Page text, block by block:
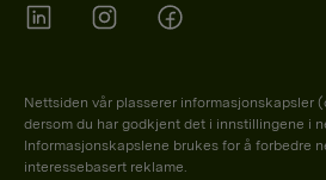
Nettsiden vår plasserer informasjonskapsler
dersom du har godkjent det i innstillingene i
Informasjonskapslene brukes for å forbedre
interessebasert reklame.